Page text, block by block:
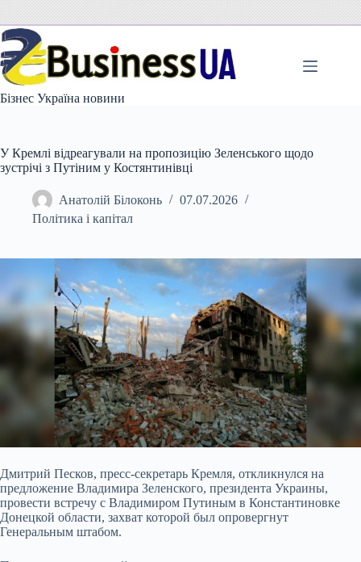
вмісту
Бізнес Україна новини
У Кремлі відреагували на пропозицію Зеленського щодо
зустрічі з Путіним у Костянтинівці
Анатолій Білоконь
07.07.2026
Політика і капітал
Дмитрий Песков, пресс-секретарь Кремля, откликнулся на
предложение Владимира Зеленского, президента Украины,
провести встречу с Владимиром Путиным в Константиновке
Донецкой области, захват которой был опровергнут
Генеральным штабом.